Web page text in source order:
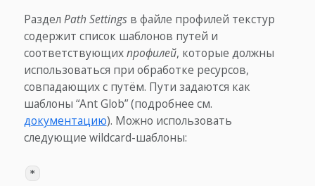
Раздел Path Settingsв файле профилей текстур
содержит список шаблонов путей и
соответствующихпрофилей, которые должны
использоваться при обработке ресурсов,
совпадающих с путём. Пути задаются как
шаблоны “Ant Glob” (подробнее см.
документацию). Можно использовать
следующие wildcard-шаблоны:
*